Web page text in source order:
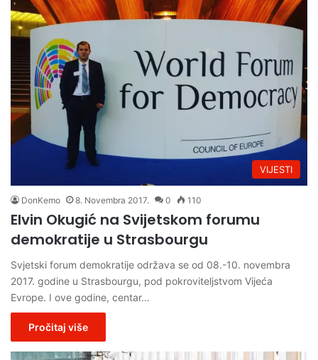
VIJESTI
DonKemo 8. Novembra 2017. 0 110
Elvin Okugić na Svijetskom forumu
demokratije u Strasbourgu
Svjetski forum demokratije održava se od 08.-10. novembra
2017. godine u Strasbourgu, pod pokroviteljstvom Vijeća
Evrope. I ove godine, centar…
Pročitaj više